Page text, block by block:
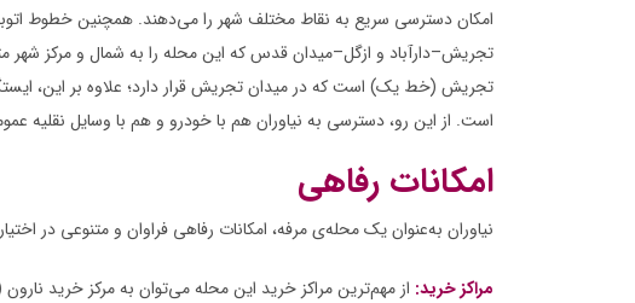
امکان دسترسی سریع به نقاط مختلف شهر را می‌دهند. همچنین خطوط
تجریش–دارآباد و ازگل–میدان قدس که این محله را به شمال و مرکز شهر
تجریش (خط یک) است که در میدان تجریش قرار دارد؛ علاوه بر این،
است. از این رو، دسترسی به نیاوران هم با خودرو و هم با وسایل نقلیه
امکانات رفاهی
نیاوران به‌عنوان یک محله‌ی مرفه، امکانات رفاهی فراوان و متنوعی در
مراکز خرید: از مهم‌ترین مراکز خرید این محله می‌توان به مرکز خرید